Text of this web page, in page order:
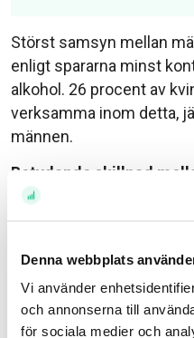
Denna webbplats
Vi använder
och annonserna till
för sociala medier och
Störst samsyn mellan
enligt spararna minst
alkohol. 26 procent av
verksamma inom detta,
männen.
Betydande skillnad
I synen på GMO och
vad yngre sparare är. 52
väljer bort GMO, jämfört
mellan 20 och 39 år.